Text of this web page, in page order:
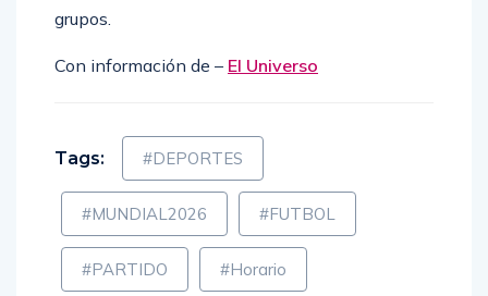
grupos.
Con información de – El Universo
Tags: #DEPORTES
#MUNDIAL2026 #FUTBOL
#PARTIDO #Horario